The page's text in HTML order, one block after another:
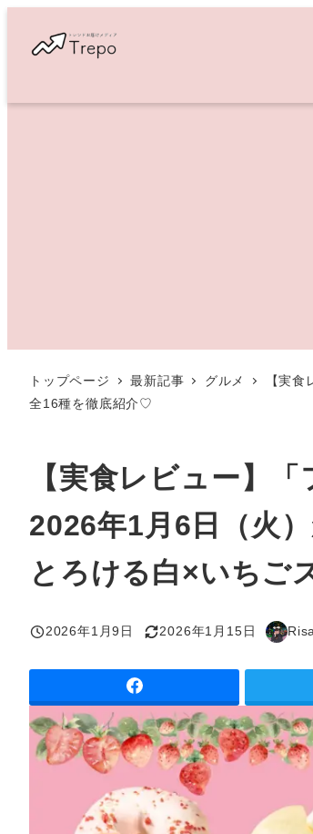
トップページ 最新記事 グルメ
【実
全16種を徹底紹介♡
【実食レビュー】
2026年1月6日（火
とろける白×いちご
投稿日
2026年1月9日
更新日
2026年1月15日
著